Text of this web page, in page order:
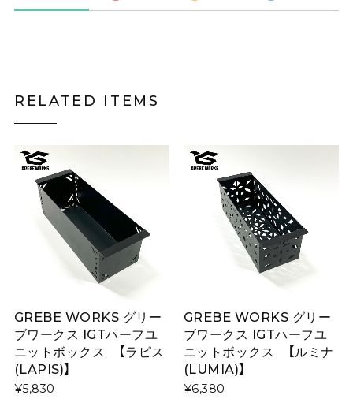
RELATED ITEMS
GREBE WORKS グリー
ブワークス IGTハーフユ
ニットボックス 【ラピス
(LAPIS)】
¥5,830
GREBE WORKS グリー
ブワークス IGTハーフユ
ニットボックス 【ルミナ
(LUMIA)】
¥6,380